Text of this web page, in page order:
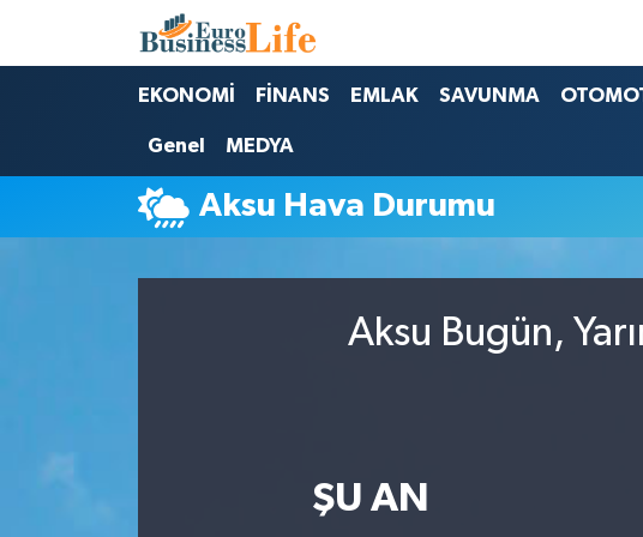
EKONOMİ FİNANS EMLAK SAVUNMA
Genel MEDYA
Aksu Hava Durumu
Aksu Bugün,
ŞU AN
Nöbetçi Eczaneler
Hava Durumu
Namaz Vakitleri
Trafik Durumu
Süper Lig Puan Durumu ve Fikstür
Son Dakika Haberleri